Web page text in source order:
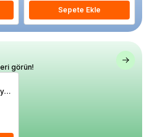
Sepete Ekle
görün!